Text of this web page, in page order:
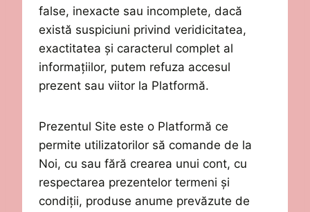
false, inexacte sau incomplete, dacă
există suspiciuni privind veridicitatea,
exactitatea și caracterul complet al
informațiilor, putem refuza accesul
prezent sau viitor la Platformă.
Prezentul Site este o Platformă ce
permite utilizatorilor să comande de la
Noi, cu sau fără crearea unui cont, cu
respectarea prezentelor termeni și
condiții, produse anume prevăzute de